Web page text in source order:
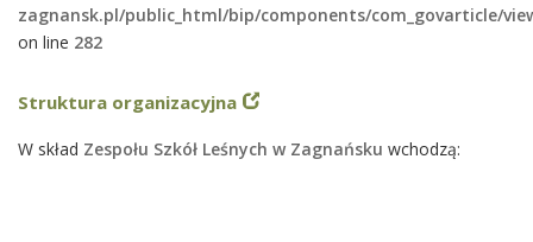
zagnansk.pl/public_html/bip/components/com_govarticle/
on line 282
Struktura organizacyjna
W skład Zespołu Szkół Leśnych w Zagnańsku wchodzą: